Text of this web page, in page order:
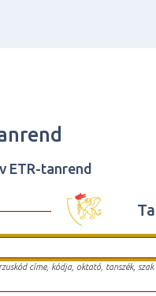
ETR-tanrend
címe, kódja, oktató, tanszék,